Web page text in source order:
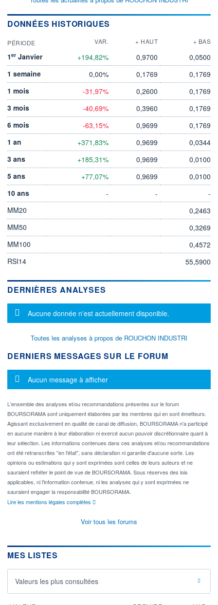
DONNÉES HISTORIQUES
PÉRIODE VAR. + HAUT + BAS
1er Janvier +194,82% 0,9700
0,0500
1 semaine
0,00% 0,1769
0,1769
1 mois
-31,97% 0,2600
0,1769
3 mois
-40,69% 0,3960
0,1769
6 mois
-63,15% 0,9699
0,1769
1 an
+371,83% 0,9699
0,0344
3 ans
+185,31% 0,9699
0,0100
5 ans
+77,07% 0,9699
0,0100
10 ans
- -
-
MM20
0,2463
MM50
0,3269
MM100
0,4572
RSI14
55,5900
DERNIÈRES ANALYSES
Message d'information
Aucune donnée n'est actuellement disponible.
Toutes les analyses à propos de ROUCHON INDUSTRI
DERNIERS MESSAGES SUR LE FORUM
Message d'information
Aucun message à afficher
L'ensemble des analyses et/ou recommandations présentes sur le forum
BOURSORAMA sont uniquement élaborées par les membres qui en sont émetteurs.
Agissant exclusivement en qualité de canal de diffusion, BOURSORAMA n'a participé
en aucune manière à leur élaboration ni exercé aucun pouvoir discrétionnaire quant à
leur sélection. Les informations contenues dans ces analyses et/ou recommandations
ont été retranscrites "en l'état", sans déclaration ni garantie d'aucune sorte. Les
opinions ou estimations qui y sont exprimées sont celles de leurs auteurs et ne
sauraient refléter le point de vue de BOURSORAMA. Sous réserves des lois
applicables, ni l'information contenue, ni les analyses qui y sont exprimées ne
sauraient engager la responsabilité BOURSORAMA.
Lire les mentions légales complètes
Voir tous les forums
MES LISTES
Valeurs les plus consultées